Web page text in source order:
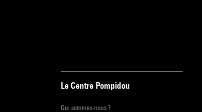
Le Centre Pompidou
Qui sommes-nous ?